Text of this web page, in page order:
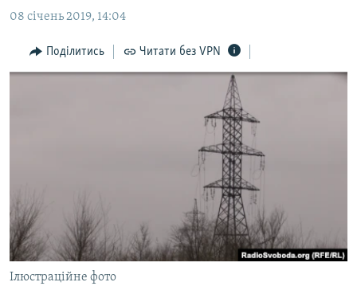
основної
Перейти
до
БЛОГИ
ПОГЛЯД
СВІДЧЕННЯ ОКУПАЦІЇ
УКРАЇНСЬКА ПРОБЛЕМА КРИМУ
ІНФОГРАФІКА
Русский
Qırımtatar
ДОЛУЧАЙСЯ!
08 січень 2019, 14:04
Поділитись Читати без VPN
Ілюстраційне фото